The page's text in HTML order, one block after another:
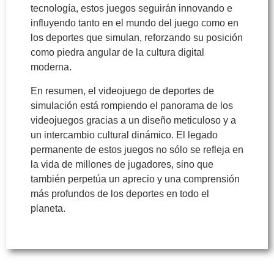
tecnología, estos juegos seguirán innovando e
influyendo tanto en el mundo del juego como en
los deportes que simulan, reforzando su posición
como piedra angular de la cultura digital
moderna.
En resumen, el videojuego de deportes de
simulación está rompiendo el panorama de los
videojuegos gracias a un diseño meticuloso y a
un intercambio cultural dinámico. El legado
permanente de estos juegos no sólo se refleja en
la vida de millones de jugadores, sino que
también perpetúa un aprecio y una comprensión
más profundos de los deportes en todo el
planeta.